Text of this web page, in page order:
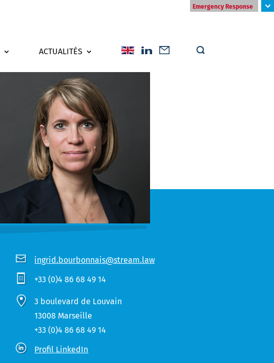
Emergency Response
ACTUALITÉS
ingrid.bourbonnais@stream.law
+33 (0)4 86 68 49 14
3 boulevard de Louvain
13008 Marseille
+33 (0)4 86 68 49 14
Profil LinkedIn